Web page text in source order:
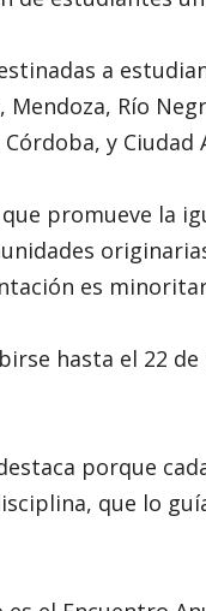
a
Río
y
promueve la
es
hasta el 22
porque
que lo